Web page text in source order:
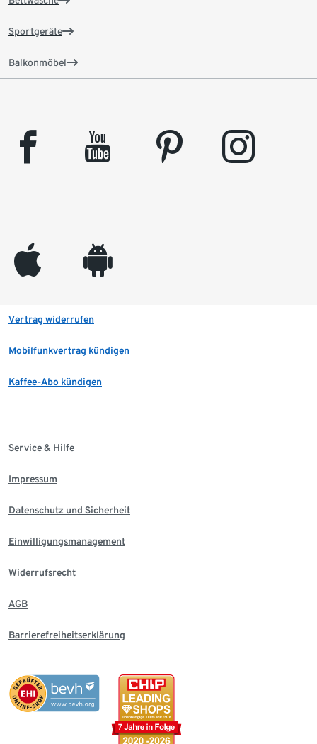
Sportgeräte
Balkonmöbel
facebook youtube pinterest instagram
appleinc android
Vertrag widerrufen
Mobilfunkvertrag kündigen
Kaffee-Abo kündigen
Service & Hilfe
Impressum
Datenschutz und Sicherheit
Einwilligungsmanagement
Widerrufsrecht
AGB
Barrierefreiheitserklärung